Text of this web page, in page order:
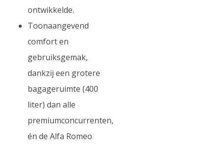
ontwikkelde.
Toonaangevend
comfort en
gebruiksgemak,
dankzij een grotere
bagageruimte (400
liter) dan alle
premiumconcurrenten,
én de Alfa Romeo